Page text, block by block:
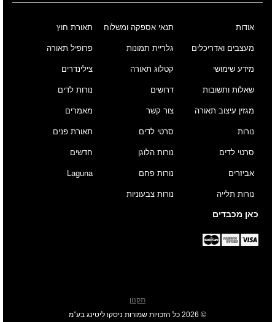
אודות
מעצבים ואדריכלים
מידע שימושי
שאלות ותשובות
מגזין עיצוב תאורה
תנאי אספקה ומשלוח
גלריית תמונות
קטלוג תאורה
דרושים
צור קשר
תאורת חוץ
פרופיל תאורה
צילינדרים
נורות לדים
מאמרים
נורות
סרטי לדים
אביזרים
נורות תלייה
סרטי לדים
נורות הלוגן
נורות פחם
נורות צבעוניות
תאורת פנים
חדשים
Laguna
כאן מכבדים
תקנון
© 2026 כל הזכויות שמורות ניסקו ליטינג בע”מ